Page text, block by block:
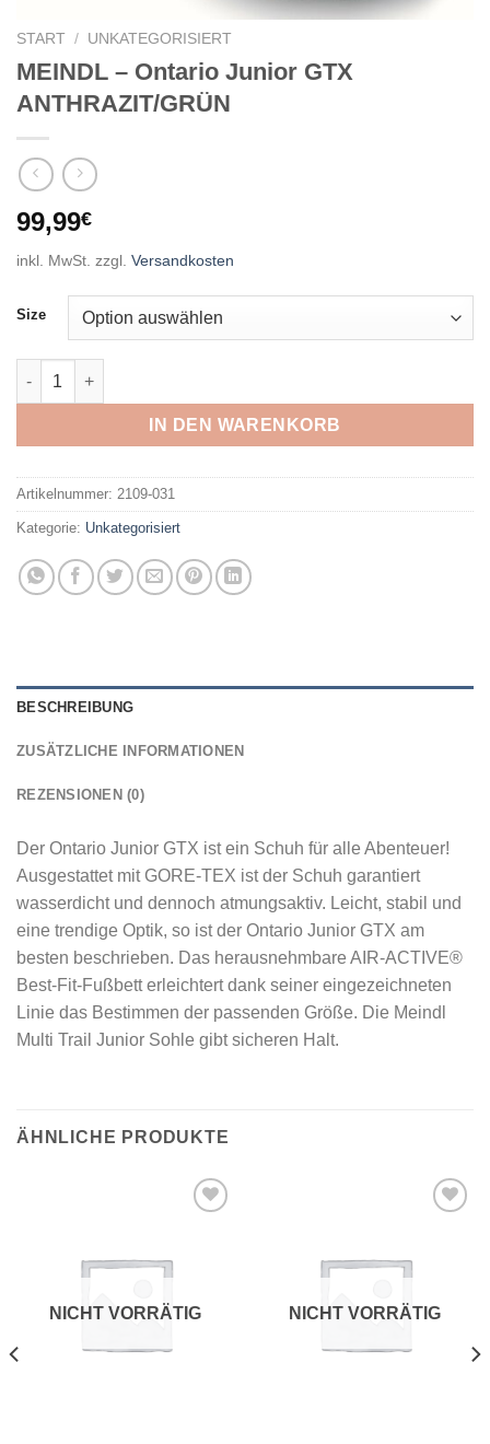
START / UNKATEGORISIERT
MEINDL – Ontario Junior GTX
ANTHRAZIT/GRÜN
99,99€
inkl. MwSt. zzgl. Versandkosten
Size
MEINDL - Ontario Junior GTX ANTHRAZIT/GRÜN Menge
IN DEN WARENKORB
Artikelnummer: 2109-031
Kategorie: Unkategorisiert
BESCHREIBUNG
ZUSÄTZLICHE INFORMATIONEN
REZENSIONEN (0)
Der Ontario Junior GTX ist ein Schuh für alle Abenteuer!
Ausgestattet mit GORE-TEX ist der Schuh garantiert
wasserdicht und dennoch atmungsaktiv. Leicht, stabil und
eine trendige Optik, so ist der Ontario Junior GTX am
besten beschrieben. Das herausnehmbare AIR-ACTIVE®
Best-Fit-Fußbett erleichtert dank seiner eingezeichneten
Linie das Bestimmen der passenden Größe. Die Meindl
Multi Trail Junior Sohle gibt sicheren Halt.
ÄHNLICHE PRODUKTE
NICHT VORRÄTIG NICHT VORRÄTIG